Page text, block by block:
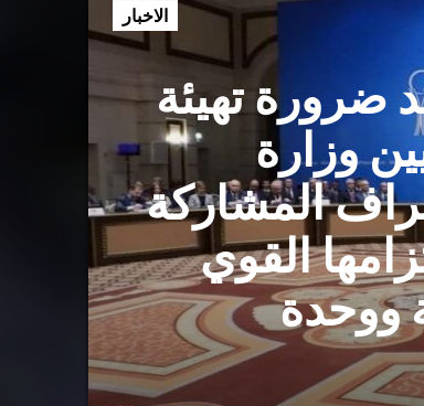
ضرورة تهيئة
وزارة
المشاركة
القوي
ووحدة
الاخبار